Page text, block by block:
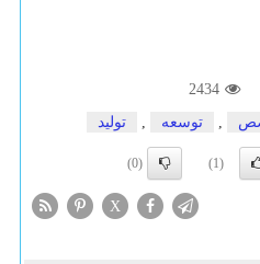
2434
, توسعه , تولید
(1)
(0)
X